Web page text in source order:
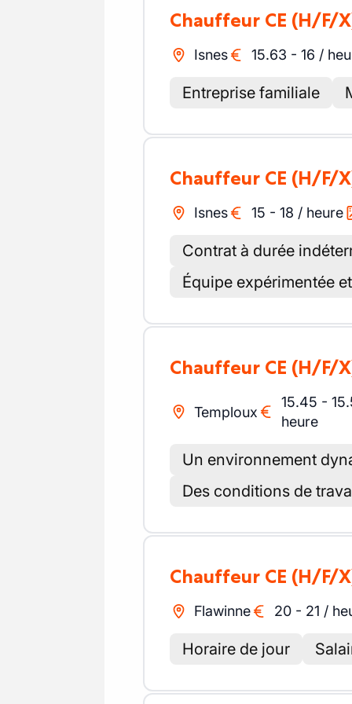
Chauffeur CE (H/F/
Isnes 15.63 - 16 /
Entreprise familiale
Chauffeur CE (H/F/
Isnes 15 - 18 / heure
Contrat à durée
Équipe expérimentée
Chauffeur CE (H/F/
Temploux
15.45 -
heure
Un environnement
Des conditions de
Chauffeur CE (H/F/
Flawinne 20 - 21 /
Horaire de jour